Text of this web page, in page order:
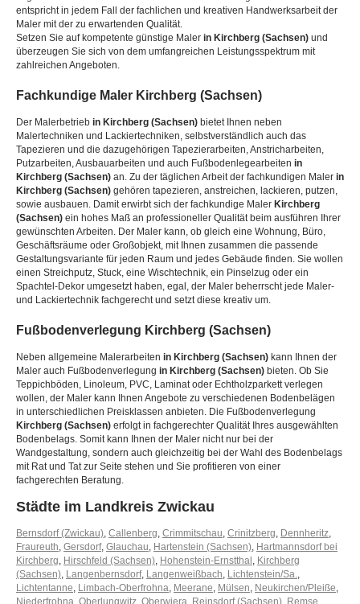
entspricht in jedem Fall der fachlichen und kreativen Handwerksarbeit der
Maler mit der zu erwartenden Qualität.
Setzen Sie auf kompetente günstige Maler in Kirchberg (Sachsen) und
überzeugen Sie sich von dem umfangreichen Leistungsspektrum mit
zahlreichen Angeboten.
Fachkundige Maler Kirchberg (Sachsen)
Der Malerbetrieb in Kirchberg (Sachsen) bietet Ihnen neben
Malertechniken und Lackiertechniken, selbstverständlich auch das
Tapezieren und die dazugehörigen Tapezierarbeiten, Anstricharbeiten,
Putzarbeiten, Ausbauarbeiten und auch Fußbodenlegearbeiten in
Kirchberg (Sachsen) an. Zu der täglichen Arbeit der fachkundigen Maler in
Kirchberg (Sachsen) gehören tapezieren, anstreichen, lackieren, putzen,
sowie ausbauen. Damit erwirbt sich der fachkundige Maler Kirchberg
(Sachsen) ein hohes Maß an professioneller Qualität beim ausführen Ihrer
gewünschten Arbeiten. Der Maler kann, ob gleich eine Wohnung, Büro,
Geschäftsräume oder Großobjekt, mit Ihnen zusammen die passende
Gestaltungsvariante für jeden Raum und jedes Gebäude finden. Sie wollen
einen Streichputz, Stuck, eine Wischtechnik, ein Pinselzug oder ein
Spachtel-Dekor umgesetzt haben, egal, der Maler beherrscht jede Maler-
und Lackiertechnik fachgerecht und setzt diese kreativ um.
Fußbodenverlegung Kirchberg (Sachsen)
Neben allgemeine Malerarbeiten in Kirchberg (Sachsen) kann Ihnen der
Maler auch Fußbodenverlegung in Kirchberg (Sachsen) bieten. Ob Sie
Teppichböden, Linoleum, PVC, Laminat oder Echtholzparkett verlegen
wollen, der Maler kann Ihnen Angebote zu verschiedenen Bodenbelägen
in unterschiedlichen Preisklassen anbieten. Die Fußbodenverlegung
Kirchberg (Sachsen) erfolgt in fachgerechter Qualität Ihres ausgewählten
Bodenbelags. Somit kann Ihnen der Maler nicht nur bei der
Wandgestaltung, sondern auch gleichzeitig bei der Wahl des Bodenbelags
mit Rat und Tat zur Seite stehen und Sie profitieren von einer
fachgerechten Beratung.
Städte im Landkreis Zwickau
Bernsdorf (Zwickau), Callenberg, Crimmitschau, Crinitzberg, Dennheritz,
Fraureuth, Gersdorf, Glauchau, Hartenstein (Sachsen), Hartmannsdorf bei
Kirchberg, Hirschfeld (Sachsen), Hohenstein-Ernstthal , Kirchberg
(Sachsen), Langenbernsdorf, Langenweißbach, Lichtenstein/Sa.,
Lichtentanne, Limbach-Oberfrohna, Meerane, Mülsen, Neukirchen/Pleiße,
Niederfrohna Oberlungwitz Oberwiera Reinsdorf (Sachsen) Remse